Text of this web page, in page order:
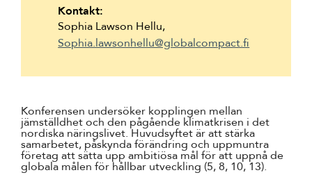
Konferensen undersöker kopplingen mellan
jämställdhet och den pågående klimatkrisen i det
nordiska näringslivet. Huvudsyftet är att stärka
samarbetet, påskynda förändring och uppmuntra
företag att sätta upp ambitiösa mål för att uppnå de
globala målen för hållbar utveckling (5, 8, 10, 13).
Kontakt:
Sophia Lawson Hellu,
Sophia.lawsonhellu@globalcompact.fi